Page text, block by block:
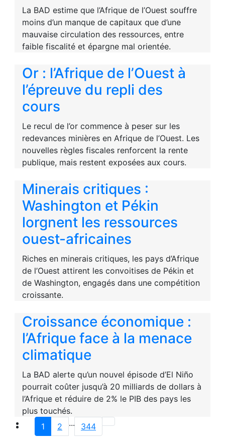
La BAD estime que l’Afrique de l’Ouest souffre
moins d’un manque de capitaux que d’une
mauvaise circulation des ressources, entre
faible fiscalité et épargne mal orientée.
Or : l’Afrique de l’Ouest à
l’épreuve du repli des
cours
Le recul de l’or commence à peser sur les
redevances minières en Afrique de l’Ouest. Les
nouvelles règles fiscales renforcent la rente
publique, mais restent exposées aux cours.
Minerais critiques :
Washington et Pékin
lorgnent les ressources
ouest-africaines
Riches en minerais critiques, les pays d’Afrique
de l’Ouest attirent les convoitises de Pékin et
de Washington, engagés dans une compétition
croissante.
Croissance économique :
l’Afrique face à la menace
climatique
La BAD alerte qu’un nouvel épisode d’El Niño
pourrait coûter jusqu’à 20 milliards de dollars à
l’Afrique et réduire de 2% le PIB des pays les
plus touchés.
1
2 ... 344